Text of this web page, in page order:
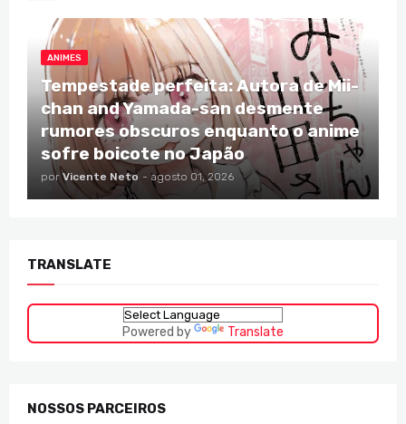
ANIMES
Tempestade perfeita: Autora de Mii-
chan and Yamada-san desmente
rumores obscuros enquanto o anime
sofre boicote no Japão
por Vicente Neto - agosto 01, 2026
TRANSLATE
Powered by Translate
NOSSOS PARCEIROS